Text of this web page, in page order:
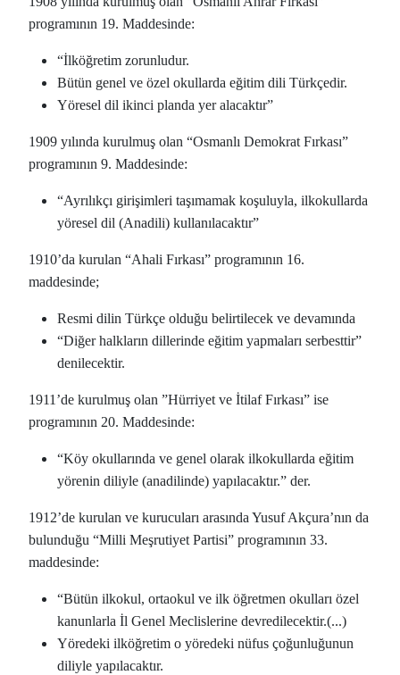
programının 19. Maddesinde:
“İlköğretim zorunludur.
Bütün genel ve özel okullarda eğitim dili Türkçedir.
Yöresel dil ikinci planda yer alacaktır”
1909 yılında kurulmuş olan “Osmanlı Demokrat Fırkası”
programının 9. Maddesinde:
“Ayrılıkçı girişimleri taşımamak koşuluyla, ilkokullarda
yöresel dil (Anadili) kullanılacaktır”
1910’da kurulan “Ahali Fırkası” programının 16.
maddesinde;
Resmi dilin Türkçe olduğu belirtilecek ve devamında
“Diğer halkların dillerinde eğitim yapmaları serbesttir”
denilecektir.
1911’de kurulmuş olan ”Hürriyet ve İtilaf Fırkası” ise
programının 20. Maddesinde:
“Köy okullarında ve genel olarak ilkokullarda eğitim
yörenin diliyle (anadilinde) yapılacaktır.” der.
1912’de kurulan ve kurucuları arasında Yusuf Akçura’nın da
bulunduğu “Milli Meşrutiyet Partisi” programının 33.
maddesinde:
“Bütün ilkokul, ortaokul ve ilk öğretmen okulları özel
kanunlarla İl Genel Meclislerine devredilecektir.(...)
Yöredeki ilköğretim o yöredeki nüfus çoğunluğunun
diliyle yapılacaktır.